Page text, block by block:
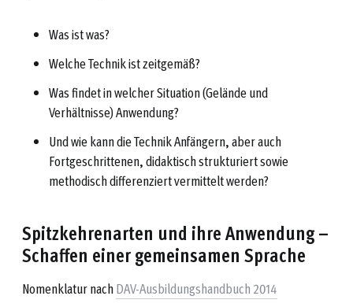
Was ist was?
Welche Technik ist zeitgemäß?
Was findet in welcher Situation (Gelände und
Verhältnisse) Anwendung?
Und wie kann die Technik Anfängern, aber auch
Fortgeschrittenen, didaktisch strukturiert sowie
methodisch differenziert vermittelt werden?
Spitzkehrenarten und ihre Anwendung –
Schaffen einer gemeinsamen Sprache
Nomenklatur nachDAV-Ausbildungshandbuch 2014